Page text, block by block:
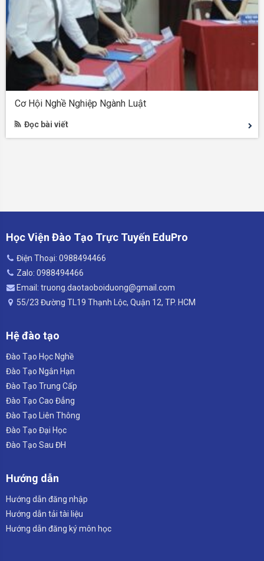
Cơ Hội Nghề Nghiệp Ngành Luật
Đọc bài viết
Học Viện Đào Tạo Trực Tuyến EduPro
Điện Thoại: 0988494466
Zalo: 0988494466
Email: truong.daotaoboiduong@gmail.com
55/23 Đường TL19 Thạnh Lộc, Quận 12, TP. HCM
Hệ đào tạo
Đào Tạo Học Nghề
Đào Tạo Ngắn Hạn
Đào Tạo Trung Cấp
Đào Tạo Cao Đẳng
Đào Tạo Liên Thông
Đào Tạo Đại Học
Đào Tạo Sau ĐH
Hướng dẫn
Hướng dẫn đăng nhập
Hướng dẫn tải tài liệu
Hướng dẫn đăng ký môn học